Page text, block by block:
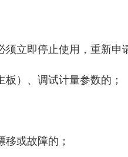
立即停止使用，重新申
）、调试计量参数的；
或故障的；